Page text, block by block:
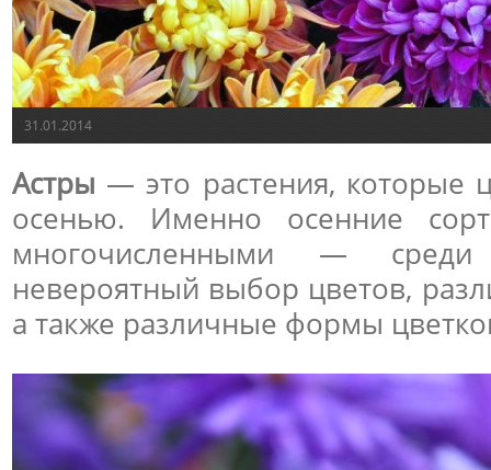
31.01.2014
Астры — это растения, которые
осенью. Именно осенние
многочисленными —
невероятный выбор цветов,
а также различные формы